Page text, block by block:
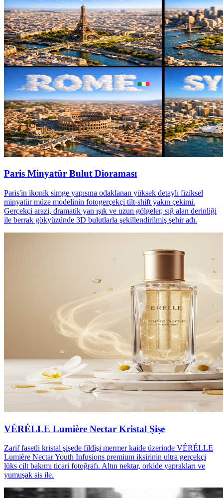
Paris Minyatür Bulut Dioraması
Paris'in ikonik simge yapısına odaklanan yüksek detaylı fiziksel
minyatür müze modelinin fotogerçekçi tilt-shift yakın çekimi.
Gerçekçi arazi, dramatik yan ışık ve uzun gölgeler, sığ alan derinliği
ile berrak gökyüzünde 3D bulutlarla şekillendirilmiş şehir adı.
VÉRÉLLE Lumière Nectar Kristal Şişe
Zarif fasetli kristal şişede fildişi mermer kaide üzerinde VÉRÉLLE
Lumière Nectar Youth Infusions premium iksirinin ultra gerçekçi
lüks cilt bakımı ticari fotoğrafı. Altın nektar, orkide yaprakları ve
yumuşak sis ile.